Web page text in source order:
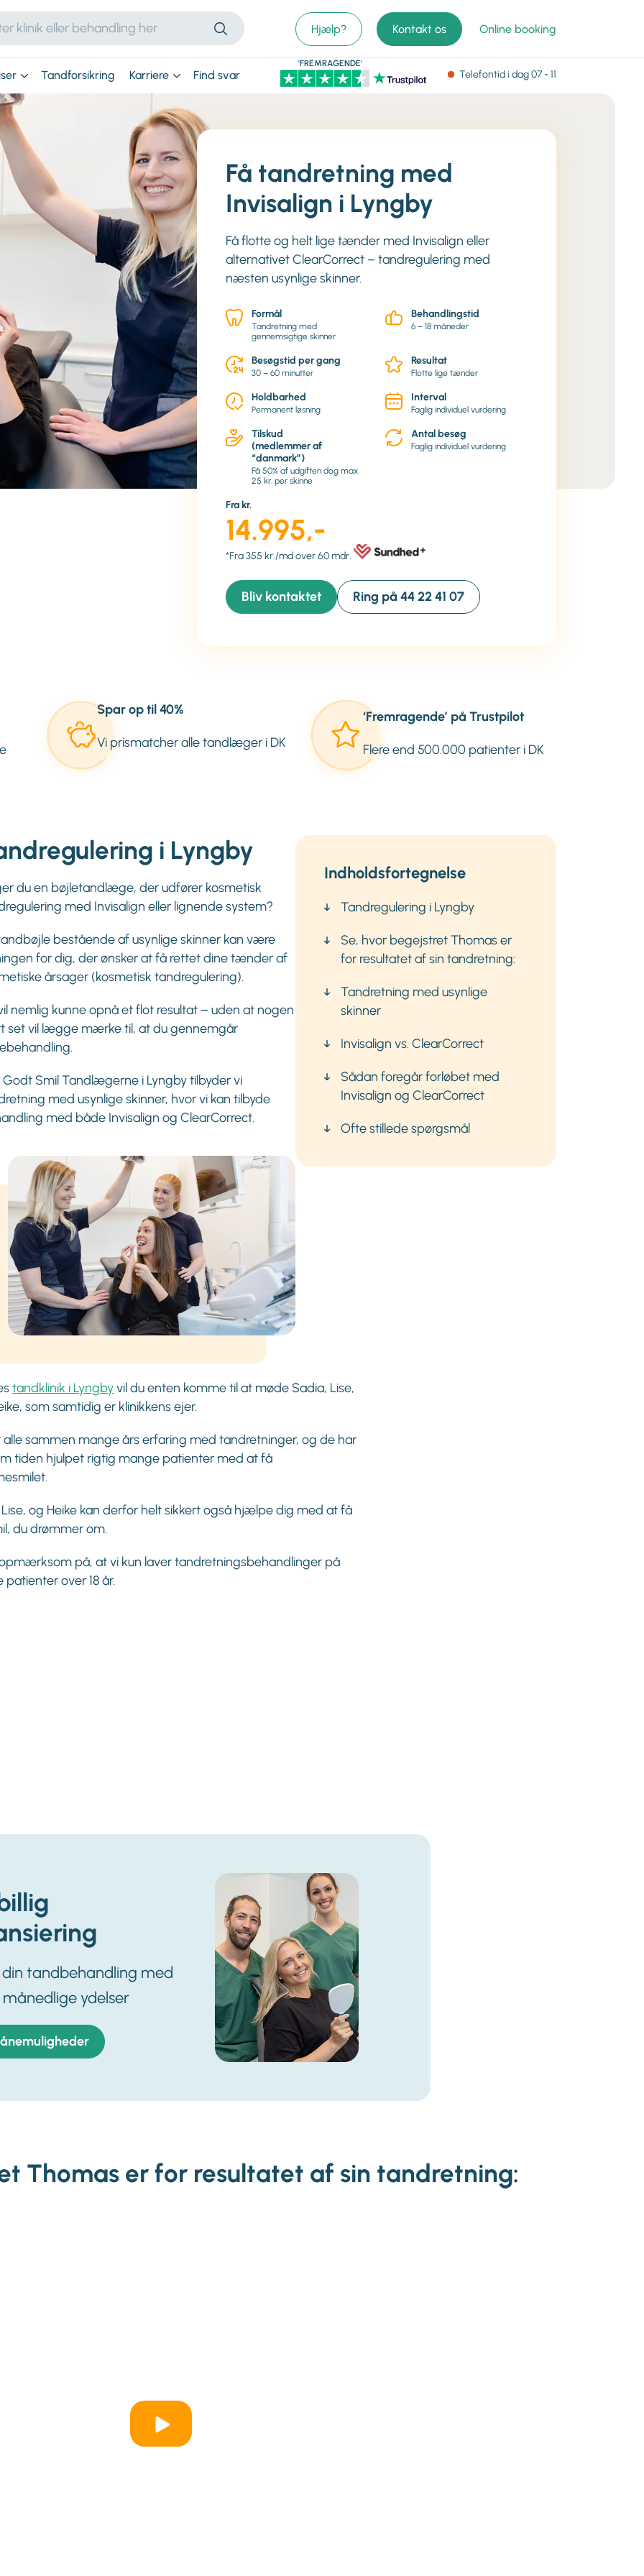
Hjælp? Kontakt os Online booking
Tandforsikring Karriere Find svar
'FREMRAGENDE'
Telefontidi dag07 - 11
Få tandretning med
Invisalign i Lyngby
Få flotte og helt lige tænder med Invisalign eller
alternativet ClearCorrect – tandregulering med
næsten usynlige skinner.
Formål
Tandretning med
gennemsigtige skinner
Behandlingstid
6 – 18 måneder
Besøgstid per gang
30 – 60 minutter
Resultat
Flotte lige tænder
Holdbarhed
Permanent løsning
Interval
Faglig individuel vurdering
Tilskud
(medlemmer af
“danmark”)
Få 50% af udgiften dog max
25 kr. per skinne
Antal besøg
Faglig individuel vurdering
Fra kr.
14.995,-
*Fra 355 kr./md over 60 mdr.
Bliv kontaktet Ring på 44 22 41 07
Spar op til 40%
Vi prismatcher alle tandlæger i DK
‘Fremragende’ på Trustpilot
Flere end 500.000 patienter i DK
i Lyngby
du en bøjletandlæge, der udfører kosmetisk
med Invisalign eller lignende system?
bestående af usynlige skinner kan være
for dig, der ønsker at få rettet dine tænder af
årsager (kosmetisk tandregulering).
nemlig kunne opnå et flot resultat – uden at nogen
set vil lægge mærke til, at du gennemgår
Godt Smil Tandlægerne i Lyngby tilbyder vi
med usynlige skinner, hvor vi kan tilbyde
med både Invisalign og ClearCorrect.
Indholdsfortegnelse
Tandregulering i Lyngby
Se, hvor begejstret Thomas er
for resultatet af sin tandretning:
Tandretning med usynlige
skinner
Invisalign vs. ClearCorrect
Sådan foregår forløbet med
Invisalign og ClearCorrect
Ofte stillede spørgsmål
tandklinik i Lyngbyvil du enten komme til at møde Sadia, Lise,
som samtidig er klinikkens ejer.
alle sammen mange års erfaring med tandretninger, og de har
tiden hjulpet rigtig mange patienter med at få
og Heike kan derfor helt sikkert også hjælpe dig med at få
du drømmer om.
på, at vi kun laver tandretningsbehandlinger på
patienter over 18 år.
tandbehandling med
månedlige ydelser
Thomas er for resultatet af sin tandretning: